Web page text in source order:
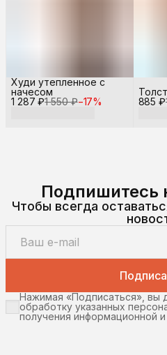
1 287 ₽1 550 ₽−17%
Худи утепленное с
начесом
885 ₽
Подпишитесь
Чтобы всегда
Нажимая «Подписаться», вы
обработку указанных
получения информационной